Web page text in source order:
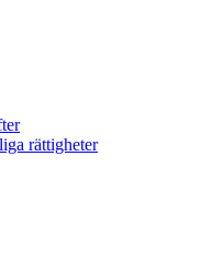
rättigheter